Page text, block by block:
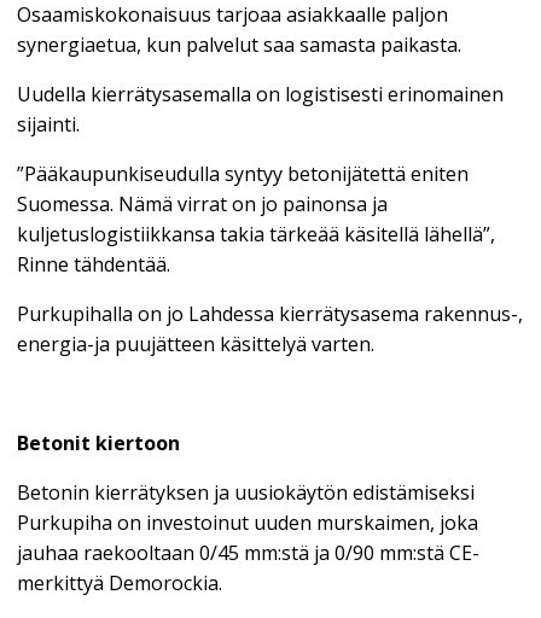
Osaamiskokonaisuus tarjoaa asiakkaalle paljon
synergiaetua, kun palvelut saa samasta paikasta.
Uudella kierrätysasemalla on logistisesti erinomainen
sijainti.
”Pääkaupunkiseudulla syntyy betonijätettä eniten
Suomessa. Nämä virrat on jo painonsa ja
kuljetuslogistiikkansa takia tärkeää käsitellä lähellä”,
Rinne tähdentää.
Purkupihalla on jo Lahdessa kierrätysasema rakennus-,
energia-ja puujätteen käsittelyä varten.
Betonit kiertoon
Betonin kierrätyksen ja uusiokäytön edistämiseksi
Purkupiha on investoinut uuden murskaimen, joka
jauhaa raekooltaan 0/45 mm:stä ja 0/90 mm:stä CE-
merkittyä Demorockia.